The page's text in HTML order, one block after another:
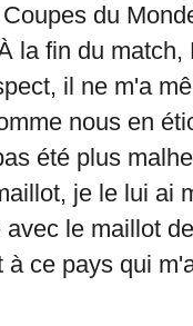
du
la fin du match,
il ne m'a
nous en
été plus
je le lui ai
le maillot
ce pays qui